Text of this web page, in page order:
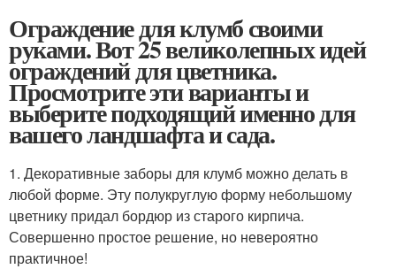
Ограждение для клумб своими
руками. Вот 25 великолепных идей
ограждений для цветника.
Просмотрите эти варианты и
выберите подходящий именно для
вашего ландшафта и сада.
1. Декоративные заборы для клумб можно делать в
любой форме. Эту полукруглую форму небольшому
цветнику придал бордюр из старого кирпича.
Совершенно простое решение, но невероятно
практичное!